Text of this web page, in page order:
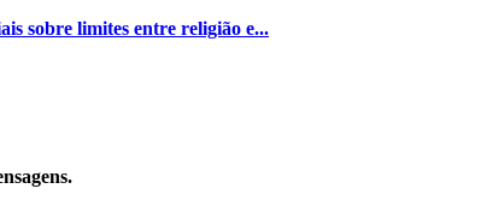
sobre limites entre religião e...